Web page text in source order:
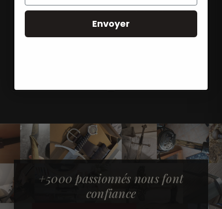
Conçue pour
collection, fidèle aux
Notre équipe vous
français, par e-mail ou
+5000 passionnés nous font
confiance
Envoyer